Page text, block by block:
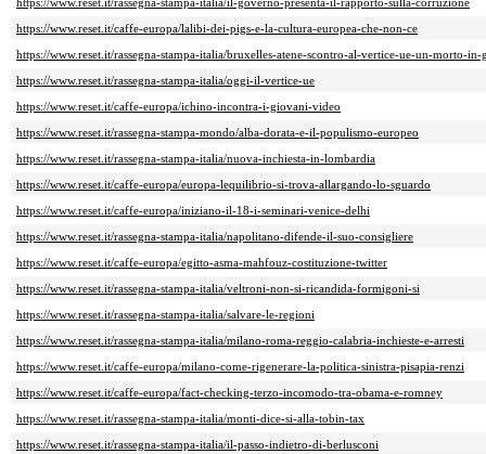
https://www.reset.it/rassegna-stampa-italia/il-governo-presenta-il-rapporto-sulla-corruzione
https://www.reset.it/caffe-europa/lalibi-dei-pigs-e-la-cultura-europea-che-non-ce
https://www.reset.it/rassegna-stampa-italia/bruxelles-atene-scontro-al-vertice-ue-un-morto-in-
https://www.reset.it/rassegna-stampa-italia/oggi-il-vertice-ue
https://www.reset.it/caffe-europa/ichino-incontra-i-giovani-video
https://www.reset.it/rassegna-stampa-mondo/alba-dorata-e-il-populismo-europeo
https://www.reset.it/rassegna-stampa-italia/nuova-inchiesta-in-lombardia
https://www.reset.it/caffe-europa/europa-lequilibrio-si-trova-allargando-lo-sguardo
https://www.reset.it/caffe-europa/iniziano-il-18-i-seminari-venice-delhi
https://www.reset.it/rassegna-stampa-italia/napolitano-difende-il-suo-consigliere
https://www.reset.it/caffe-europa/egitto-asma-mahfouz-costituzione-twitter
https://www.reset.it/rassegna-stampa-italia/veltroni-non-si-ricandida-formigoni-si
https://www.reset.it/rassegna-stampa-italia/salvare-le-regioni
https://www.reset.it/rassegna-stampa-italia/milano-roma-reggio-calabria-inchieste-e-arresti
https://www.reset.it/caffe-europa/milano-come-rigenerare-la-politica-sinistra-pisapia-renzi
https://www.reset.it/caffe-europa/fact-checking-terzo-incomodo-tra-obama-e-romney
https://www.reset.it/rassegna-stampa-italia/monti-dice-si-alla-tobin-tax
https://www.reset.it/rassegna-stampa-italia/il-passo-indietro-di-berlusconi